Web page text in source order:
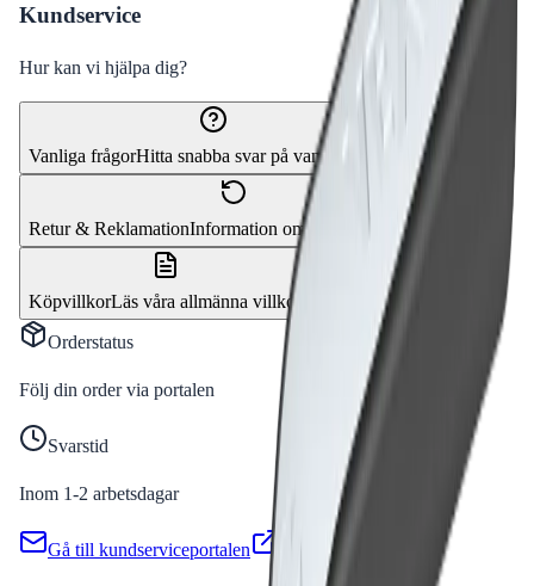
Kundservice
Hur kan vi hjälpa dig?
Vanliga frågorHitta snabba svar på vanliga frågor
Retur & ReklamationInformation om returer och byten
KöpvillkorLäs våra allmänna villkor
Orderstatus
Följ din order via portalen
Svarstid
Inom 1-2 arbetsdagar
Gå till kundserviceportalen